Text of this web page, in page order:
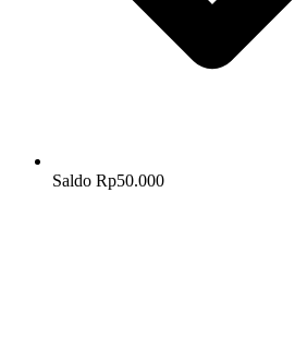
Saldo Rp50.000